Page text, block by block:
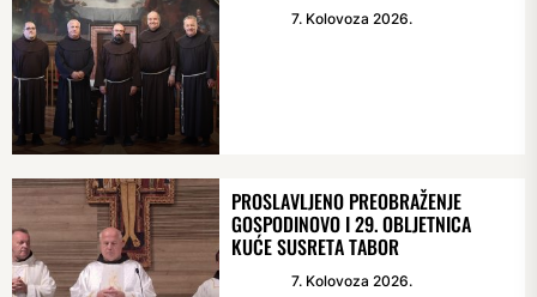
7. Kolovoza 2026.
PROSLAVLJENO PREOBRAŽENJE
GOSPODINOVO I 29. OBLJETNICA
KUĆE SUSRETA TABOR
7. Kolovoza 2026.